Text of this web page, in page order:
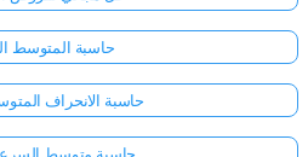
حاسبة المتوسط
حاسبة الانحراف